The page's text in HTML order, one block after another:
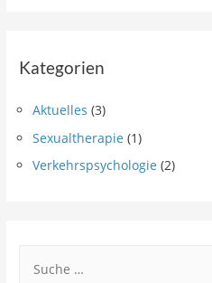
Lächeln
ohne
Kategorien
Aktuelles (3)
Sexualtherapie (1)
Verkehrspsychologie (2)